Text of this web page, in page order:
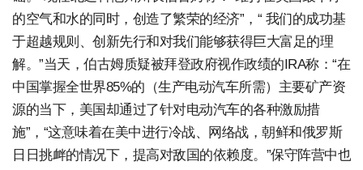
的空气和水的同时，创造了繁荣的经济”，“ 我们的成功基
于超越规则、创新先行和对我们能够获得巨大富足的理
解。”当天，伯古姆质疑被拜登政府视作政绩的IRA称：“在
中国掌握全世界85%的（生产电动汽车所需）主要矿产资
源的当下，美国却通过了针对电动汽车的各种激励措
施”，“这意味着在美中进行冷战、网络战，朝鲜和俄罗斯
日日挑衅的情况下，提高对敌国的依赖度。”保守阵营中也